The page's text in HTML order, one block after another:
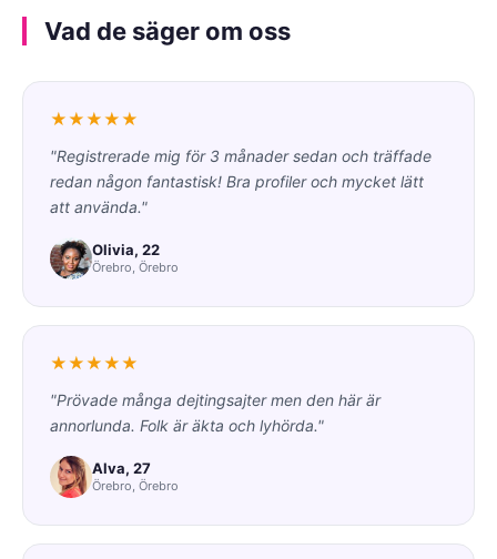
Vad de säger om oss
★★★★★
"Registrerade mig för 3 månader sedan och träffade
redan någon fantastisk! Bra profiler och mycket lätt
att använda."
Olivia, 22
Örebro, Örebro
★★★★★
"Prövade många dejtingsajter men den här är
annorlunda. Folk är äkta och lyhörda."
Alva, 27
Örebro, Örebro